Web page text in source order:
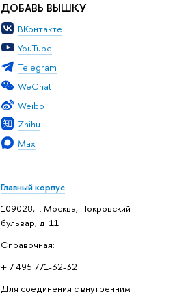
ДОБАВЬ ВЫШКУ
ВКонтакте
YouTube
Telegram
WeChat
Weibo
Zhihu
Max
Главный корпус
109028, г. Москва, Покровский
бульвар, д. 11
Справочная:
+ 7 495 771-32-32
Для соединения с внутренним